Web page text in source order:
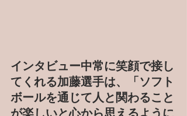
インタビュー中常に笑顔で接し
てくれる加藤選手は、「ソフト
ボールを通じて人と関わること
が楽しいと心から思えるように